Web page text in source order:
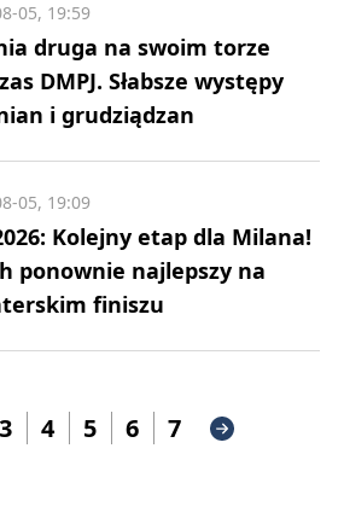
druga na swoim torze
DMPJ. Słabsze występy
i grudziądzan
05, 19:59
Kolejny etap dla Milana!
ponownie najlepszy na
finiszu
05, 19:09
3 4 5 6 7